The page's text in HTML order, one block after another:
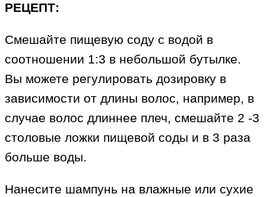
РЕЦЕПТ:
Смешайте пищевую соду с водой в
соотношении 1:3 в небольшой бутылке.
Вы можете регулировать дозировку в
зависимости от длины волос, например, в
случае волос длиннее плеч, смешайте 2 -3
столовые ложки пищевой соды и в 3 раза
больше воды.
Нанесите шампунь на влажные или сухие